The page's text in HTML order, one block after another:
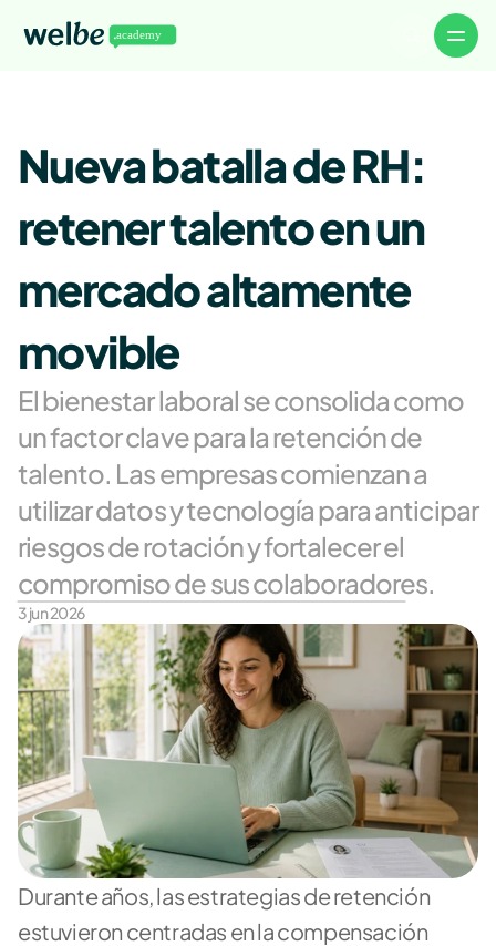
About
Careers
Advertise
Contact
Noticias
Eventos
Descargables
Nueva batalla de RH:
retener talento en un
mercado altamente
movible
El bienestar laboral se consolida como
un factor clave para la retención de
talento. Las empresas comienzan a
utilizar datos y tecnología para anticipar
riesgos de rotación y fortalecer el
compromiso de sus colaboradores.
3 jun 2026
Durante años, las estrategias de retención
estuvieron centradas en la compensación